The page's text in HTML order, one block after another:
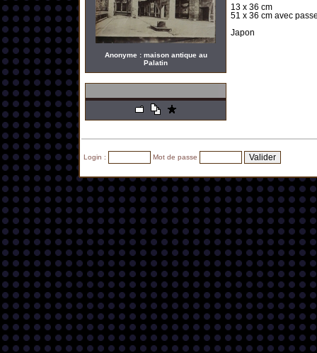
Anonyme : maison antique au
Palatin
13 x 36 cm
51 x 36 cm avec
Japon
Login : Mot de passe